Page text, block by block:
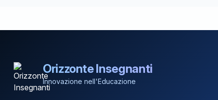
Orizzonte Insegnanti
Innovazione nell'Educazione